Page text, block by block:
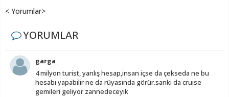
< Yorumlar>
YORUMLAR
garga
4 milyon turist, yanlış hesap,insan içse da çekseda ne bu
hesabı yapabilir ne da rüyasında görür.sanki da cruise
gemileri geliyor zannedeceyik